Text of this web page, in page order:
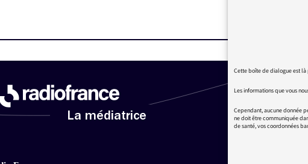
La médiatrice
Cette boîte de dialogue est là
Les informations que vous
Cependant, aucune donnée
ne doit être communiquée
de santé, vos coordonnées